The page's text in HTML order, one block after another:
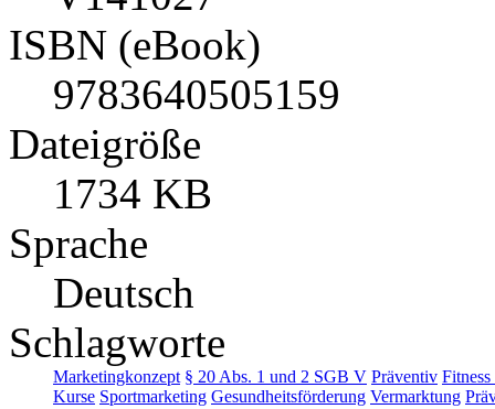
ISBN (eBook)
9783640505159
Dateigröße
1734 KB
Sprache
Deutsch
Schlagworte
Marketingkonzept § 20 Abs. 1 und 2 SGB V Präventiv
Kurse Sportmarketing Gesundheitsförderung Vermarktung